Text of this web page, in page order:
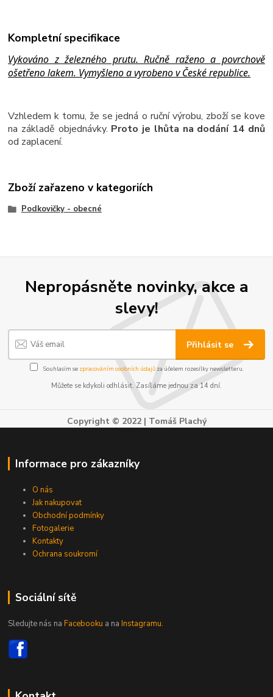
Kompletní specifikace
Vykováno z železného prutu. Ručně raženo a povrchově
ošetřeno lakem. Vymyšleno a vyrobeno v České republice.
Vzhledem k tomu, že se jedná o ruční výrobu, zboží se kove
na základě objednávky. Proto je lhůta na dodání 14 dnů
od zaplacení.
Zboží zařazeno v kategoriích
Podkovičky - obecné
Nepropásněte novinky, akce a
slevy!
Přihlásit se
Souhlasím se zpracováním osobních údajůza účelem rozesílky newsletteru.
Můžete se kdykoli odhlásit. Zasíláme jednou za 14 dní.
Copyright © 2022 | Tomáš Plachý
Informace pro zákazníky
O nás
Jak nakupovat
Obchodní podmínky
Fotogalerie
Kontakty
Ochrana soukromí
Sociální sítě
Sledujte nás naFacebooku a naInstagramu.